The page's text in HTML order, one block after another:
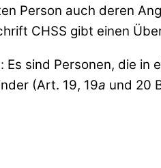
Person auch deren
CHSS gibt einen
sind Personen, die in
(Art. 19, 19a und 20